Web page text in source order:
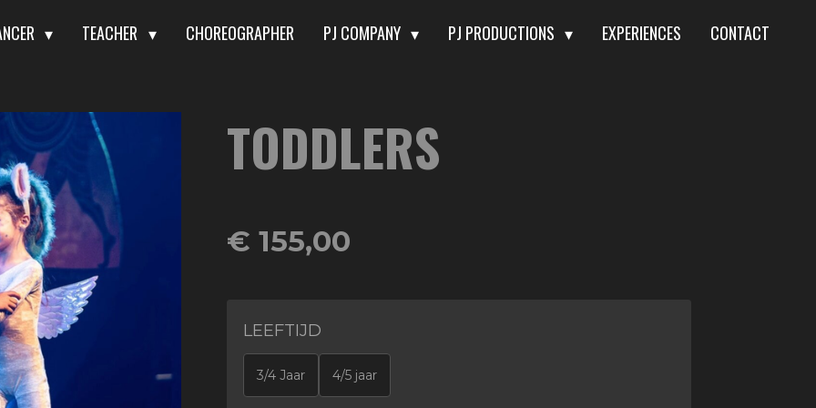
TEACHER CHOREOGRAPHER PJ COMPANY PJ PRODUCTIONS EXPERIENCES CONTACT
TODDLERS
€ 155,00
LEEFTIJD
3/4 Jaar 4/5 jaar